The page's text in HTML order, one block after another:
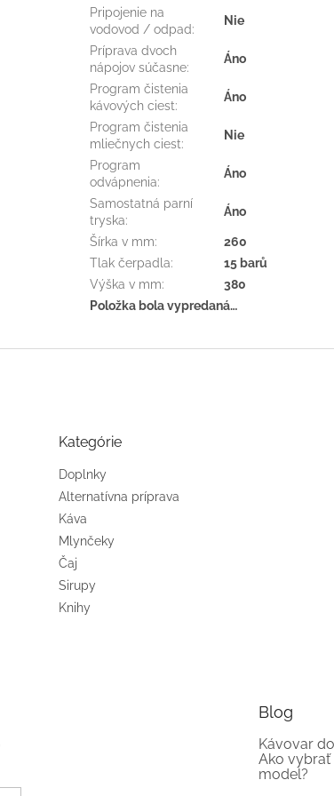
Pripojenie na
vodovod / odpad:
Nie
Príprava dvoch
nápojov súčasne:
Áno
Program čistenia
kávových ciest:
Áno
Program čistenia
mliečnych ciest:
Nie
Program
odvápnenia:
Áno
Samostatná parní
tryska:
Áno
Šírka v mm:
260
Tlak čerpadla:
15 barů
Výška v mm:
380
Položka bola vypredaná…
Kategórie
Doplnky
Alternatívna príprava
Káva
Mlynčeky
Čaj
Sirupy
Knihy
Blog
Kávovar
Ako
model?